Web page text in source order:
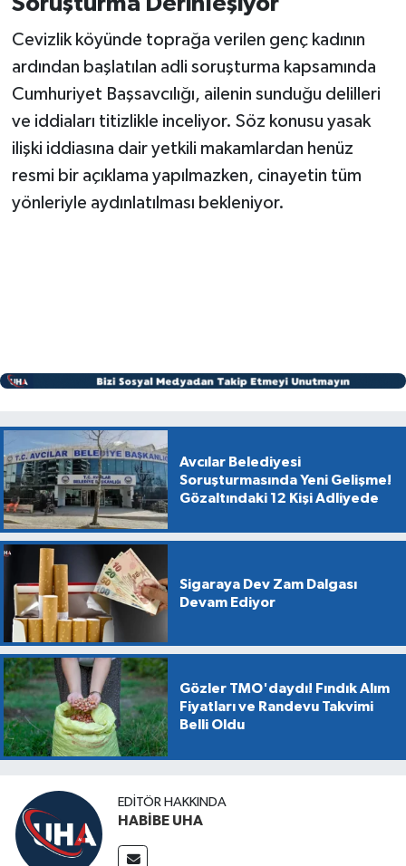
Cevizlik köyünde toprağa verilen genç kadının
ardından başlatılan adli soruşturma kapsamında
Cumhuriyet Başsavcılığı, ailenin sunduğu delilleri
ve iddiaları titizlikle inceliyor. Söz konusu yasak
ilişki iddiasına dair yetkili makamlardan henüz
resmi bir açıklama yapılmazken, cinayetin tüm
yönleriyle aydınlatılması bekleniyor.
Avcılar Belediyesi
Soruşturmasında Yeni Gelişme!
Gözaltındaki 12 Kişi Adliyede
Sigaraya Dev Zam Dalgası
Devam Ediyor
Gözler TMO'daydı! Fındık Alım
Fiyatları ve Randevu Takvimi
Belli Oldu
EDITÖR HAKKINDA
HABİBE UHA